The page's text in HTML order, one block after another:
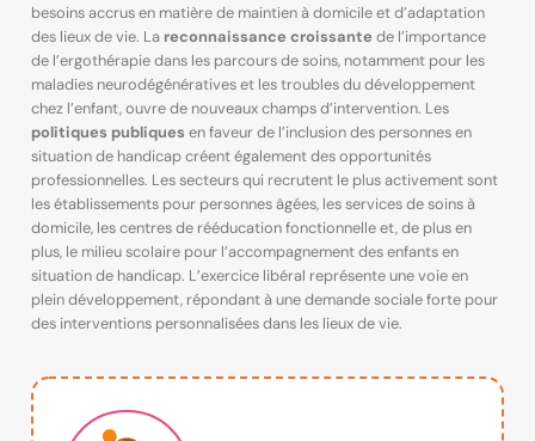
besoins accrus en matière de maintien à domicile et d’adaptation
des lieux de vie. La reconnaissance croissante de l’importance
de l’ergothérapie dans les parcours de soins, notamment pour les
maladies neurodégénératives et les troubles du développement
chez l’enfant, ouvre de nouveaux champs d’intervention. Les
politiques publiques en faveur de l’inclusion des personnes en
situation de handicap créent également des opportunités
professionnelles. Les secteurs qui recrutent le plus activement sont
les établissements pour personnes âgées, les services de soins à
domicile, les centres de rééducation fonctionnelle et, de plus en
plus, le milieu scolaire pour l’accompagnement des enfants en
situation de handicap. L’exercice libéral représente une voie en
plein développement, répondant à une demande sociale forte pour
des interventions personnalisées dans les lieux de vie.